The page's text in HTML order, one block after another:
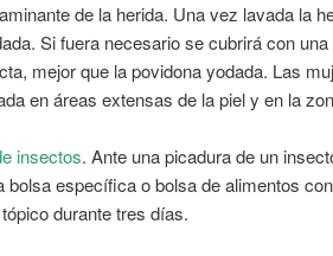
de la herida. Una vez lavada la
Si fuera necesario se cubrirá con
mejor que la povidona yodada. Las
en áreas extensas de la piel y en la
insectos. Ante una picadura de un
bolsa específica o bolsa de alimentos
durante tres días.